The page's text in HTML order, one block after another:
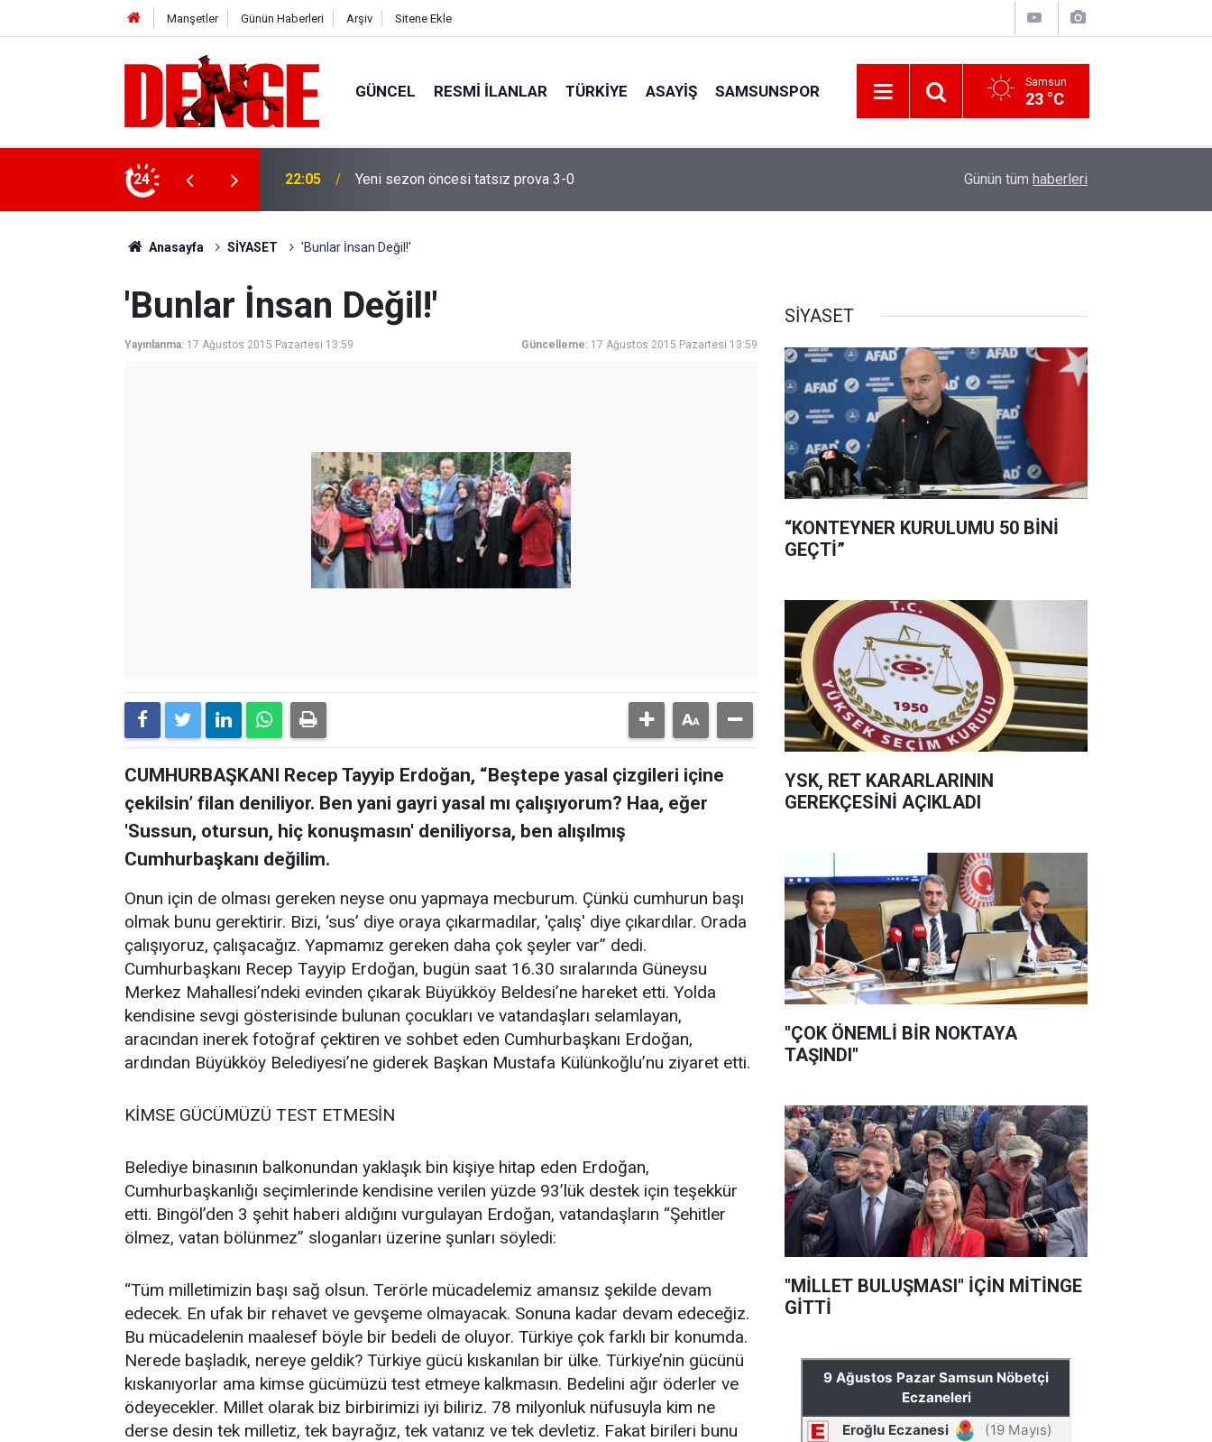
Manşetler Günün Haberleri Arşiv Sitene Ekle
GÜNCEL RESMI İLANLAR TÜRKİYE ASAYİŞ SAMSUNSPOR Samsun
23 °C
24 20:00 NADEZHDA isimli gemi Samsun'a getirildi Orta Ölçekli Sanayi Sitesi'nde üretim başladı
Günün tüm haberleri
Anasayfa SİYASET 'Bunlar İnsan Değil!'
'Bunlar İnsan Değil!'
Yayınlanma: 17 Ağustos 2015 Pazartesi 13:59 Güncelleme: 17 Ağustos 2015 Pazartesi 13:59
CUMHURBAŞKANI Recep Tayyip Erdoğan, “Beştepe yasal çizgileri içine
çekilsin’ filan deniliyor. Ben yani gayri yasal mı çalışıyorum? Haa, eğer
'Sussun, otursun, hiç konuşmasın' deniliyorsa, ben alışılmış
Cumhurbaşkanı değilim.
Onun için de olması gereken neyse onu yapmaya mecburum. Çünkü cumhurun başı
olmak bunu gerektirir. Bizi, ‘sus’ diye oraya çıkarmadılar, 'çalış' diye çıkardılar. Orada
çalışıyoruz, çalışacağız. Yapmamız gereken daha çok şeyler var” dedi.
Cumhurbaşkanı Recep Tayyip Erdoğan, bugün saat 16.30 sıralarında Güneysu
Merkez Mahallesi’ndeki evinden çıkarak Büyükköy Beldesi’ne hareket etti. Yolda
kendisine sevgi gösterisinde bulunan çocukları ve vatandaşları selamlayan,
aracından inerek fotoğraf çektiren ve sohbet eden Cumhurbaşkanı Erdoğan,
ardından Büyükköy Belediyesi’ne giderek Başkan Mustafa Külünkoğlu’nu ziyaret etti.
KİMSE GÜCÜMÜZÜ TEST ETMESİN
Belediye binasının balkonundan yaklaşık bin kişiye hitap eden Erdoğan,
Cumhurbaşkanlığı seçimlerinde kendisine verilen yüzde 93’lük destek için teşekkür
etti. Bingöl’den 3 şehit haberi aldığını vurgulayan Erdoğan, vatandaşların “Şehitler
ölmez, vatan bölünmez” sloganları üzerine şunları söyledi:
“Tüm milletimizin başı sağ olsun. Terörle mücadelemiz amansız şekilde devam
edecek. En ufak bir rehavet ve gevşeme olmayacak. Sonuna kadar devam edeceğiz.
Bu mücadelenin maalesef böyle bir bedeli de oluyor. Türkiye çok farklı bir konumda.
Nerede başladık, nereye geldik? Türkiye gücü kıskanılan bir ülke. Türkiye’nin gücünü
kıskanıyorlar ama kimse gücümüzü test etmeye kalkmasın. Bedelini ağır öderler ve
ödeyecekler. Millet olarak biz birbirimizi iyi biliriz. 78 milyonluk nüfusuyla kim ne
derse desin tek milletiz, tek bayrağız, tek vatanız ve tek devletiz. Fakat birileri bunu
SİYASET
“KONTEYNER KURULUMU 50 BİNİ
GEÇTİ”
YSK, RET KARARLARININ
GEREKÇESİNİ AÇIKLADI
"ÇOK ÖNEMLİ BİR NOKTAYA
TAŞINDI"
"MİLLET BULUŞMASI" İÇİN MİTİNGE
GİTTİ